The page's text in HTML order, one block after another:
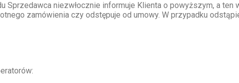
niezwłocznie informuje Klienta o powyższym, a ten
zamówienia czy odstępuje od umowy. W przypadku